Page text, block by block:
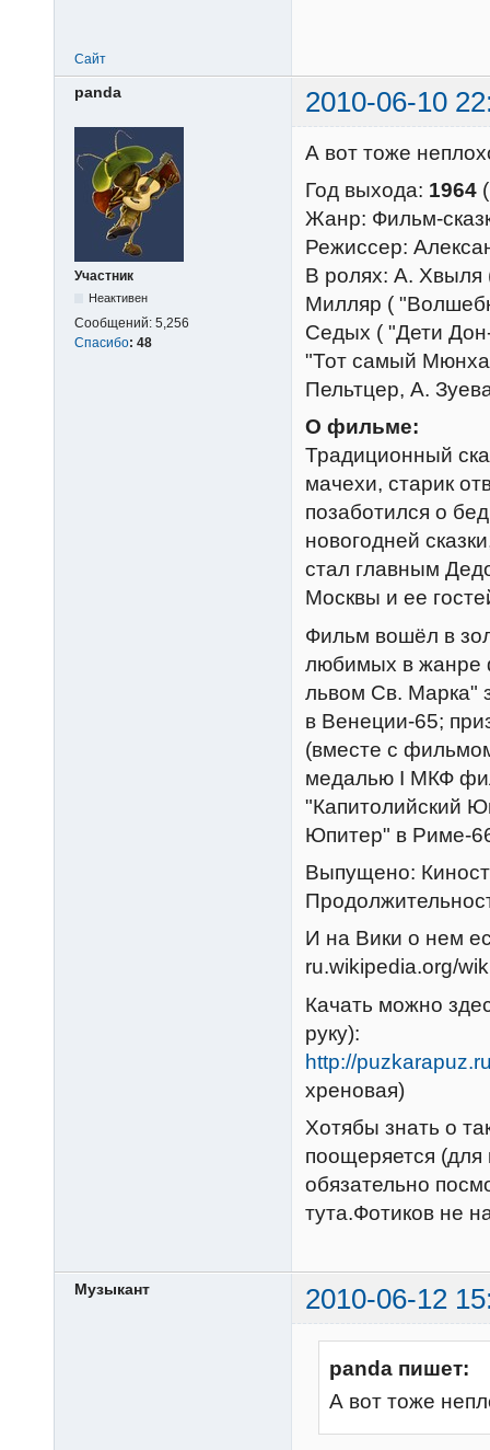
Сайт
panda 2010-06-10
Участник
Неактивен
Сообщений: 5,256
Спасибо: 48
А вот тоже
Год выхода: 1964
Жанр: Фильм-
Режиссер:
В ролях: А. Хвыля
Милляр (
Седых ( "Дети
"Тот самый
Пельтцер, А.
О фильме:
Традиционный
мачехи, старик
позаботился о
новогодней
стал главным
Москвы и ее
Фильм вошёл в
любимых в жанре
львом Св. Марка"
в Венеции-65;
(вместе с
медалью I МКФ
"Капитолийский
Юпитер" в Риме-
Выпущено:
И на Вики о нем
ru.wikipedia.org/
Качать можно
руку):
http://
хреновая)
Хотябы знать о
поощеряется (для
обязательно
тута.Фотиков не
Музыкант 2010-06-12
panda пишет:
А вот тоже